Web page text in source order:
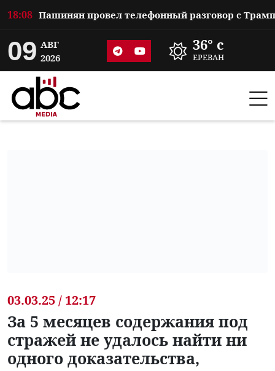
18:08
09 АВГ
2026
36° c
ЕРЕВАН
03.03.25 / 12:17
За 5 месяцев содержания под
стражей не удалось найти ни
одного доказательства,